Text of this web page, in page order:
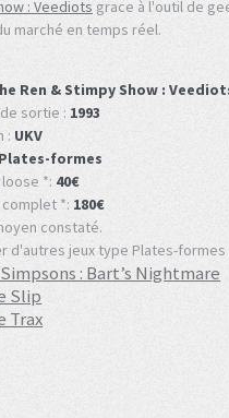
: Veediots grace à l'outil de
marché en temps réel.
Ren & Stimpy Show :
sortie : 1993
: UKV
Plates-formes
*: 40€
complet *: 180€
constaté.
d'autres jeux type Plates-formes
: Bart’s Nightmare
Slip
Trax